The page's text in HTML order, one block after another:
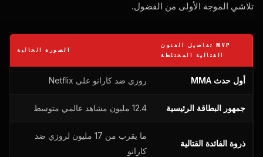
تلاشي الموجة الأولى من الفضول.
MVP تفاصيل الفنون
القتالية المختلطة
الصورة الحالية
أول حدث MMA روزي ضد كارانو على Netflix
جمهور البطاقة الرئيسية 12.4 مليون مشاهد عالمي متوسط
ذروة الفائدة القتالية
ما يقرب من 17 مليون لروزي ضد
كارانو